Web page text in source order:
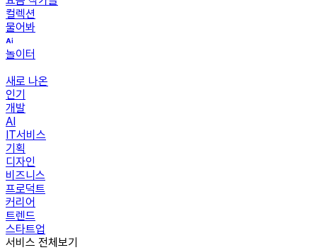
컬렉션
물어봐
놀이터
새로 나온
인기
개발
AI
IT서비스
기획
디자인
비즈니스
프로덕트
커리어
트렌드
스타트업
서비스 전체보기